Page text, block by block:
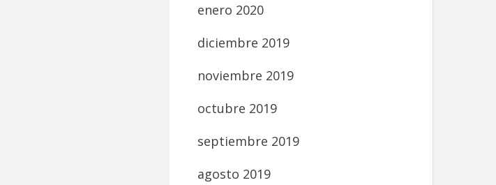
enero 2020
diciembre 2019
noviembre 2019
octubre 2019
septiembre 2019
agosto 2019